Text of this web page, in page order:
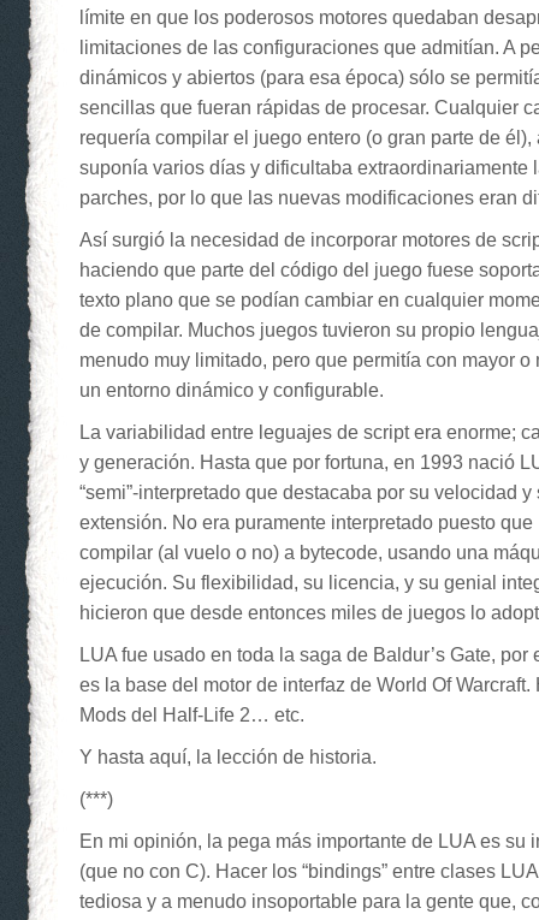
límite en que los poderosos motores quedaban
limitaciones de las configuraciones que admitían. A
dinámicos y abiertos (para esa época) sólo se
sencillas que fueran rápidas de procesar. Cualquier
requería compilar el juego entero (o gran parte de
suponía varios días y dificultaba extraordinariamente
parches, por lo que las nuevas modificaciones eran
Así surgió la necesidad de incorporar motores de
haciendo que parte del código del juego fuese
texto plano que se podían cambiar en cualquier
de compilar. Muchos juegos tuvieron su propio
menudo muy limitado, pero que permitía con mayor o
un entorno dinámico y configurable.
La variabilidad entre leguajes de script era enorme;
y generación. Hasta que por fortuna, en 1993 nació
“semi”-interpretado que destacaba por su velocidad
extensión. No era puramente interpretado puesto
compilar (al vuelo o no) a bytecode, usando una
ejecución. Su flexibilidad, su licencia, y su genial
hicieron que desde entonces miles de juegos lo
LUA fue usado en toda la saga de Baldur’s Gate, por
es la base del motor de interfaz de World Of Warcraft.
Mods del Half-Life 2… etc.
Y hasta aquí, la lección de historia.
(***)
En mi opinión, la pega más importante de LUA es su
(que no con C). Hacer los “bindings” entre clases
tediosa y a menudo insoportable para la gente que,